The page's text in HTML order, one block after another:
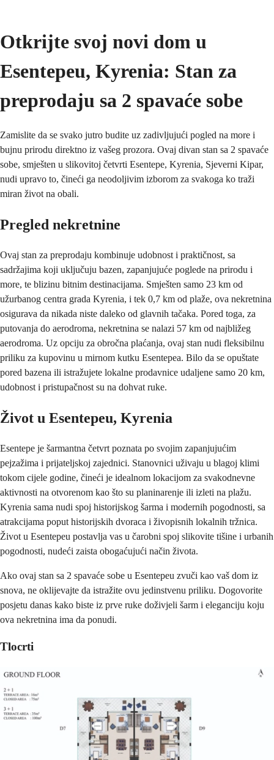
Otkrijte svoj novi dom u
Esentepeu, Kyrenia: Stan za
preprodaju sa 2 spavaće sobe
Zamislite da se svako jutro budite uz zadivljujući pogled na more i
bujnu prirodu direktno iz vašeg prozora. Ovaj divan stan sa 2 spavaće
sobe, smješten u slikovitoj četvrti Esentepe, Kyrenia, Sjeverni Kipar,
nudi upravo to, čineći ga neodoljivim izborom za svakoga ko traži
miran život na obali.
Pregled nekretnine
Ovaj stan za preprodaju kombinuje udobnost i praktičnost, sa
sadržajima koji uključuju bazen, zapanjujuće poglede na prirodu i
more, te blizinu bitnim destinacijama. Smješten samo 23 km od
užurbanog centra grada Kyrenia, i tek 0,7 km od plaže, ova nekretnina
osigurava da nikada niste daleko od glavnih tačaka. Pored toga, za
putovanja do aerodroma, nekretnina se nalazi 57 km od najbližeg
aerodroma. Uz opciju za obročna plaćanja, ovaj stan nudi fleksibilnu
priliku za kupovinu u mirnom kutku Esentepea. Bilo da se opuštate
pored bazena ili istražujete lokalne prodavnice udaljene samo 20 km,
udobnost i pristupačnost su na dohvat ruke.
Život u Esentepeu, Kyrenia
Esentepe je šarmantna četvrt poznata po svojim zapanjujućim
pejzažima i prijateljskoj zajednici. Stanovnici uživaju u blagoj klimi
tokom cijele godine, čineći je idealnom lokacijom za svakodnevne
aktivnosti na otvorenom kao što su planinarenje ili izleti na plažu.
Kyrenia sama nudi spoj historijskog šarma i modernih pogodnosti, sa
atrakcijama poput historijskih dvoraca i živopisnih lokalnih tržnica.
Život u Esentepeu postavlja vas u čarobni spoj slikovite tišine i urbanih
pogodnosti, nudeći zaista obogaćujući način života.
Ako ovaj stan sa 2 spavaće sobe u Esentepeu zvuči kao vaš dom iz
snova, ne oklijevajte da istražite ovu jedinstvenu priliku. Dogovorite
posjetu danas kako biste iz prve ruke doživjeli šarm i eleganciju koju
ova nekretnina ima da ponudi.
Tlocrti